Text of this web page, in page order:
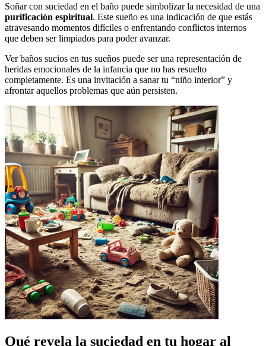
Soñar con suciedad en el baño puede simbolizar la necesidad de una
purificación espiritual. Este sueño es una indicación de que estás
atravesando momentos difíciles o enfrentando conflictos internos
que deben ser limpiados para poder avanzar.
Ver baños sucios en tus sueños puede ser una representación de
heridas emocionales de la infancia que no has resuelto
completamente. Es una invitación a sanar tu “niño interior” y
afrontar aquellos problemas que aún persisten.
Qué revela la suciedad en tu hogar al